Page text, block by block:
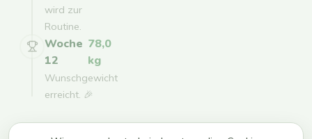
wird zur
Routine.
Woche
12
78,0
kg
Wunschgewicht
erreicht. 🎉